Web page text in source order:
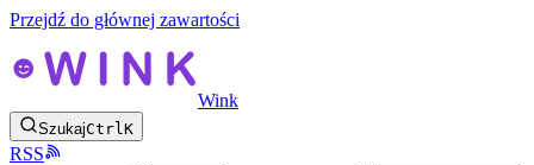
Przejdź do głównej zawartości
Wink
SzukajCtrlK
RSS